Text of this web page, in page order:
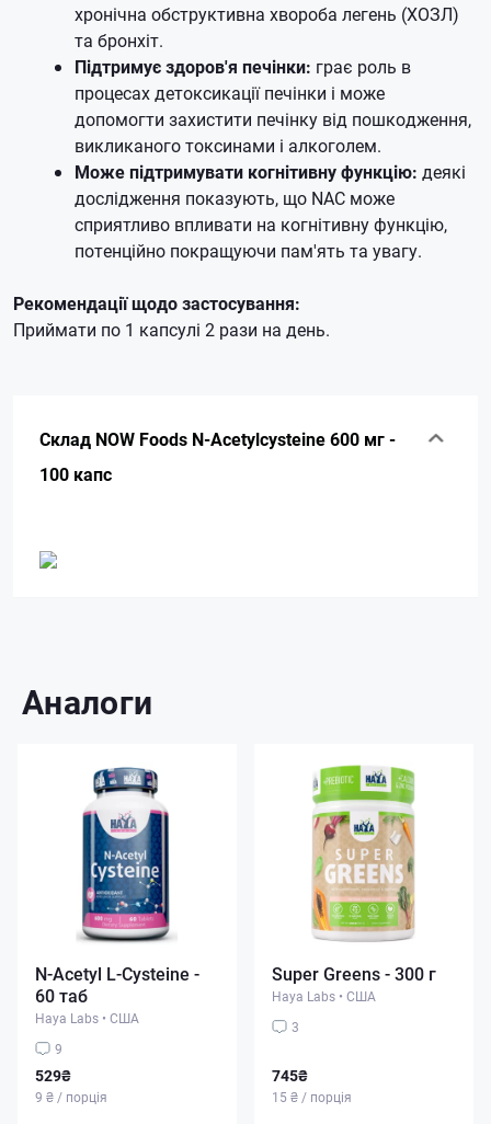
хронічна обструктивна хвороба легень (ХОЗЛ)
та бронхіт.
Підтримує здоров'я печінки: грає роль в
процесах детоксикації печінки і може
допомогти захистити печінку від пошкодження,
викликаного токсинами і алкоголем.
Може підтримувати когнітивну функцію: деякі
дослідження показують, що NAC може
сприятливо впливати на когнітивну функцію,
потенційно покращуючи пам'ять та увагу.
Рекомендації щодо застосування:
Приймати по 1 капсулі 2 рази на день.
Склад NOW Foods N-Acetylcysteine 600 мг -
100 капс
Аналоги
N-Acetyl L-Cysteine ​​-
60 таб
Haya Labs • США
9
529₴
9 ₴ / порція
Super Greens - 300 г
Haya Labs • США
3
745₴
15 ₴ / порція